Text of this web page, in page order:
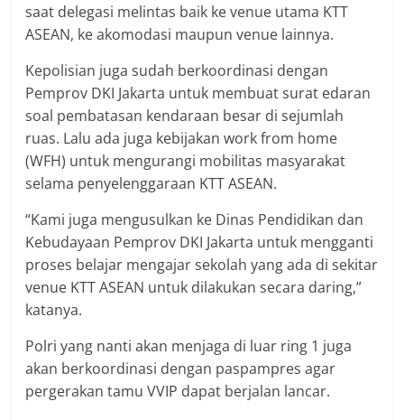
saat delegasi melintas baik ke venue utama KTT
ASEAN, ke akomodasi maupun venue lainnya.
Kepolisian juga sudah berkoordinasi dengan
Pemprov DKI Jakarta untuk membuat surat edaran
soal pembatasan kendaraan besar di sejumlah
ruas. Lalu ada juga kebijakan work from home
(WFH) untuk mengurangi mobilitas masyarakat
selama penyelenggaraan KTT ASEAN.
“Kami juga mengusulkan ke Dinas Pendidikan dan
Kebudayaan Pemprov DKI Jakarta untuk mengganti
proses belajar mengajar sekolah yang ada di sekitar
venue KTT ASEAN untuk dilakukan secara daring,”
katanya.
Polri yang nanti akan menjaga di luar ring 1 juga
akan berkoordinasi dengan paspampres agar
pergerakan tamu VVIP dapat berjalan lancar.